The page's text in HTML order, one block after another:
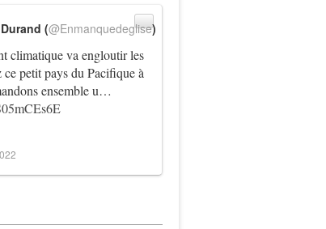
climatique va engloutir les
petit pays du Pacifique à
ensemble u…
(@Enmanquedeglise)